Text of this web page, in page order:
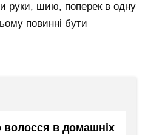
руки, шию, поперек в одну
повинні бути
волосся в домашніх